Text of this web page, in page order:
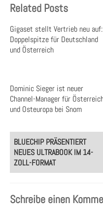
Related Posts
Gigaset stellt Vertrieb neu auf:
Doppelspitze für Deutschland
und Österreich
Dominic Sieger ist neuer
Channel-Manager für
und Osteuropa bei Snom
Post
navigation
BLUECHIP PRÄSENTIERT
NEUES ULTRABOOK IM 14-
ZOLL-FORMAT
Schreibe einen